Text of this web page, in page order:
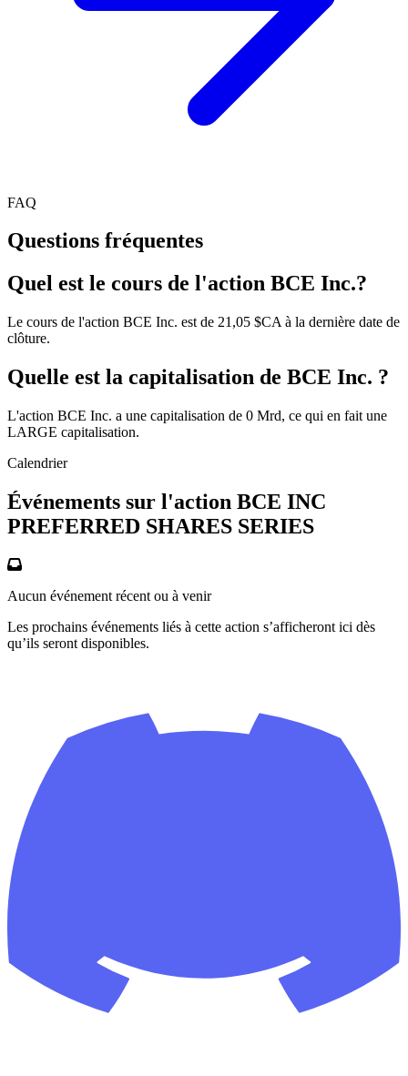
FAQ
Questions fréquentes
Quel est le cours de l'action BCE Inc.?
Le cours de l'action BCE Inc. est de 21,05 $CA à la dernière date de
clôture.
Quelle est la capitalisation de BCE Inc. ?
L'action BCE Inc. a une capitalisation de 0 Mrd, ce qui en fait une
LARGE capitalisation.
Calendrier
Événements sur l'action BCE INC
PREFERRED SHARES SERIES
Aucun événement récent ou à venir
Les prochains événements liés à cette action s’afficheront ici dès
qu’ils seront disponibles.